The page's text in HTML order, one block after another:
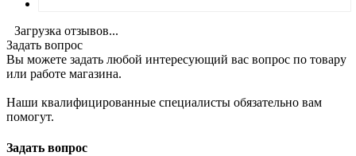
Загрузка отзывов...
Задать вопрос
Вы можете задать любой интересующий вас вопрос по товару
или работе магазина.
Наши квалифицированные специалисты обязательно вам
помогут.
Задать вопрос